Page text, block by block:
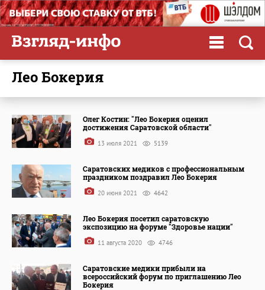
Лео Бокерия
Олег Костин: "Лео Бокерия оценил
достижения Саратовской области"
13 июля 2021 5139
Саратовских медиков с профессиональным
праздником поздравил Лео Бокерия
20 июня 2021 4642
Лео Бокерия посетил саратовскую
экспозицию на форуме "Здоровье нации"
11 августа 2020 4746
Саратовские медики прибыли на
всероссийский форум по приглашению Лео
Бокерия